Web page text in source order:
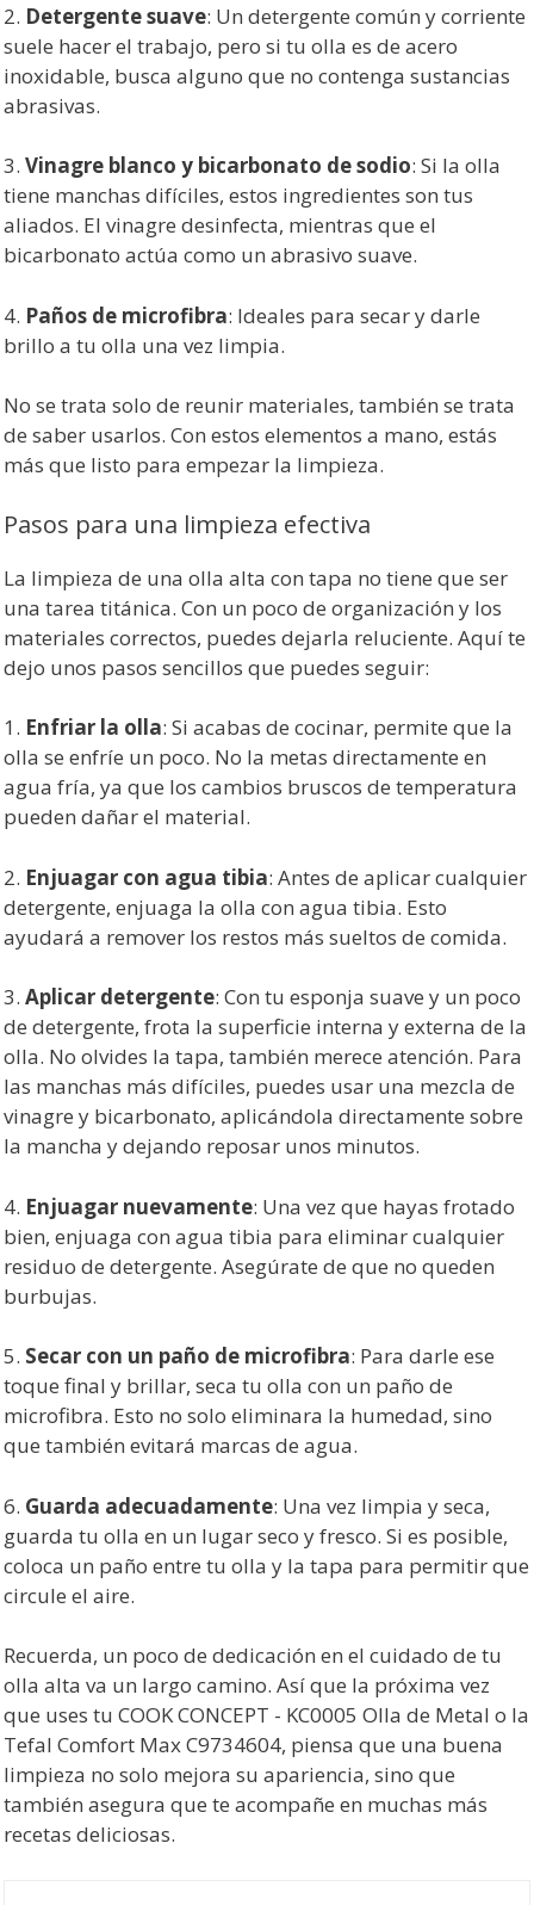
2. Detergente suave: Un detergente común y corriente
suele hacer el trabajo, pero si tu olla es de acero
inoxidable, busca alguno que no contenga sustancias
abrasivas.
3. Vinagre blanco y bicarbonato de sodio: Si la olla
tiene manchas difíciles, estos ingredientes son tus
aliados. El vinagre desinfecta, mientras que el
bicarbonato actúa como un abrasivo suave.
4. Paños de microfibra: Ideales para secar y darle
brillo a tu olla una vez limpia.
No se trata solo de reunir materiales, también se trata
de saber usarlos. Con estos elementos a mano, estás
más que listo para empezar la limpieza.
Pasos para una limpieza efectiva
La limpieza de una olla alta con tapa no tiene que ser
una tarea titánica. Con un poco de organización y los
materiales correctos, puedes dejarla reluciente. Aquí te
dejo unos pasos sencillos que puedes seguir:
1. Enfriar la olla: Si acabas de cocinar, permite que la
olla se enfríe un poco. No la metas directamente en
agua fría, ya que los cambios bruscos de temperatura
pueden dañar el material.
2. Enjuagar con agua tibia: Antes de aplicar cualquier
detergente, enjuaga la olla con agua tibia. Esto
ayudará a remover los restos más sueltos de comida.
3. Aplicar detergente: Con tu esponja suave y un poco
de detergente, frota la superficie interna y externa de la
olla. No olvides la tapa, también merece atención. Para
las manchas más difíciles, puedes usar una mezcla de
vinagre y bicarbonato, aplicándola directamente sobre
la mancha y dejando reposar unos minutos.
4. Enjuagar nuevamente: Una vez que hayas frotado
bien, enjuaga con agua tibia para eliminar cualquier
residuo de detergente. Asegúrate de que no queden
burbujas.
5. Secar con un paño de microfibra: Para darle ese
toque final y brillar, seca tu olla con un paño de
microfibra. Esto no solo eliminara la humedad, sino
que también evitará marcas de agua.
6. Guarda adecuadamente: Una vez limpia y seca,
guarda tu olla en un lugar seco y fresco. Si es posible,
coloca un paño entre tu olla y la tapa para permitir que
circule el aire.
Recuerda, un poco de dedicación en el cuidado de tu
olla alta va un largo camino. Así que la próxima vez
que uses tu COOK CONCEPT - KC0005 Olla de Metal o la
Tefal Comfort Max C9734604, piensa que una buena
limpieza no solo mejora su apariencia, sino que
también asegura que te acompañe en muchas más
recetas deliciosas.